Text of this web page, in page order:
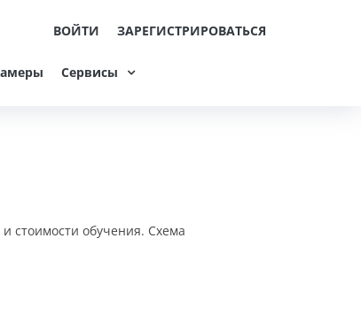
ВОЙТИ ЗАРЕГИСТРИРОВАТЬСЯ
Сервисы
стоимости обучения. Схема